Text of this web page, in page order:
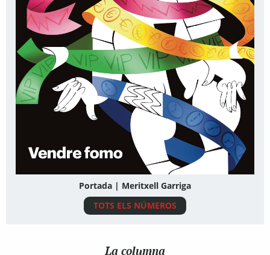
Portada | Meritxell Garriga
TOTS ELS NÚMEROS
La columna